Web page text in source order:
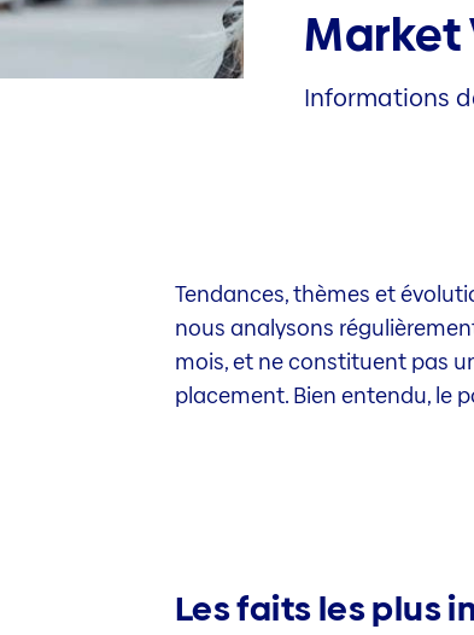
Market
Informations
Tendances, thèmes et
nous analysons
mois, et ne constituent pas
placement. Bien entendu, le
Les faits les plus